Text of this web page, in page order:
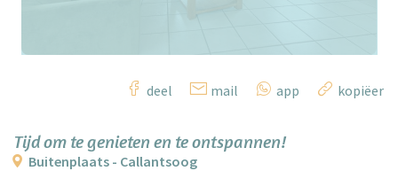
deel mail app kopiëer
Tijd om te genieten en te ontspannen!
Buitenplaats - Callantsoog